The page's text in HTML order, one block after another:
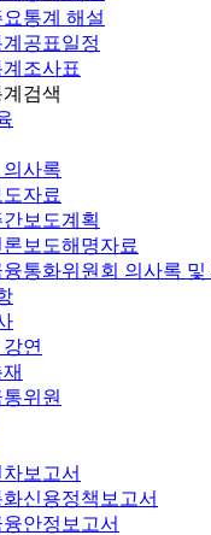
요통계 해설
계공표일정
계조사표
계검색
사록
도자료
간보도계획
론보도해명자료
융통화위원회 의사록
연
통위원
차보고서
화신용정책보고서
융안정보고서